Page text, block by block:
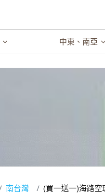
中東、南亞
南台灣 (買一送一)海路